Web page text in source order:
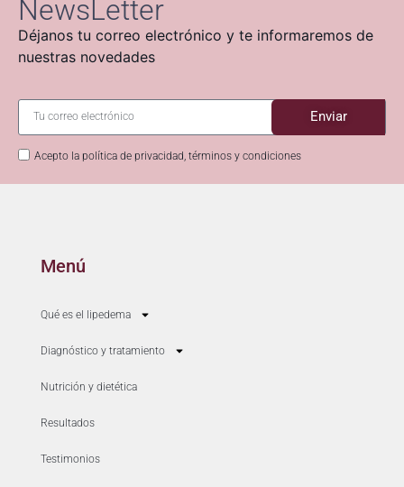
NewsLetter
Déjanos tu correo electrónico y te informaremos de
nuestras novedades
Acepto la política de privacidad, términos y condiciones
Enviar
Menú
Qué es el lipedema
Diagnóstico y tratamiento
Nutrición y dietética
Resultados
Testimonios